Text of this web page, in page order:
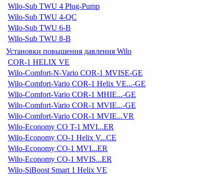
Wilo-Sub TWU 4 Plug-Pump
Wilo-Sub TWU 4-QC
Wilo-Sub TWU 6-B
Wilo-Sub TWU 8-B
Установки повышения давления Wilo
COR-1 HELIX VE
Wilo-Comfort-N-Vario COR-1 MVISE-GE
Wilo-Comfort-Vario COR-1 Helix VE...-GE
Wilo-Comfort-Vario COR-1 MHIE...-GE
Wilo-Comfort-Vario COR-1 MVIE...-GE
Wilo-Comfort-Vario COR-1 MVIE...VR
Wilo-Economy CO T-1 MVI...ER
Wilo-Economy CO-1 Helix V...CE
Wilo-Economy CO-1 MVI...ER
Wilo-Economy CO-1 MVIS...ER
Wilo-SiBoost Smart 1 Helix VE